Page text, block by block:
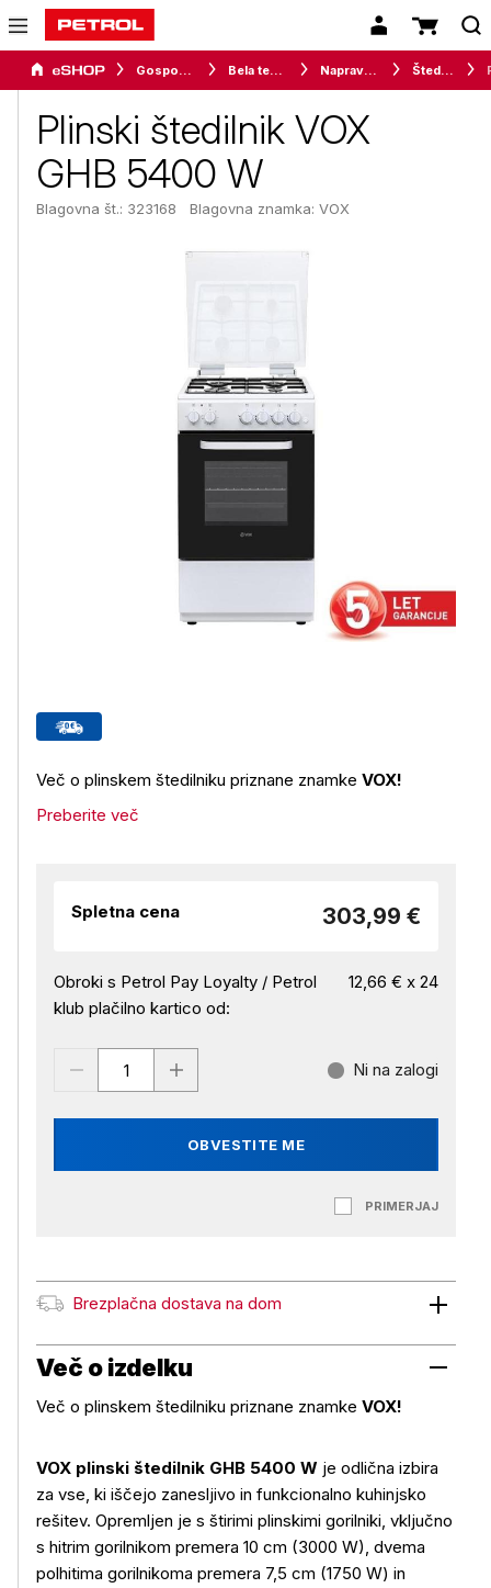
Gospodinjski aparati Bela tehnika Naprave za kuhanje Štedilniki
Plinski štedilnik VOX
GHB 5400 W
Blagovna št.: 323168 Blagovna znamka: VOX
Več o plinskem štedilniku priznane znamke VOX!
Preberite več
Spletna cena 303,99 €
Obroki s Petrol Pay Loyalty / Petrol
klub plačilno kartico od:
12,66 € x 24
OBVESTITE ME
Ni na zalogi
PRIMERJAJ
Brezplačna dostava na dom
Brezplačna dostava na dom
Več o izdelku
Več o plinskem štedilniku priznane znamke VOX!
VOX plinski štedilnik GHB 5400 W je odlična izbira
za vse, ki iščejo zanesljivo in funkcionalno kuhinjsko
rešitev. Opremljen je s štirimi plinskimi gorilniki, vključno
s hitrim gorilnikom premera 10 cm (3000 W), dvema
polhitima gorilnikoma premera 7,5 cm (1750 W) in